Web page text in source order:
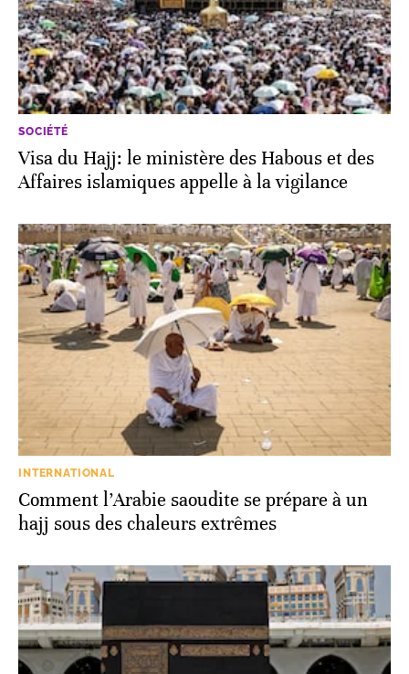
SOCIÉTÉ
Visa du Hajj: le ministère des Habous et des
Affaires islamiques appelle à la vigilance
INTERNATIONAL
Comment l’Arabie saoudite se prépare à un
hajj sous des chaleurs extrêmes